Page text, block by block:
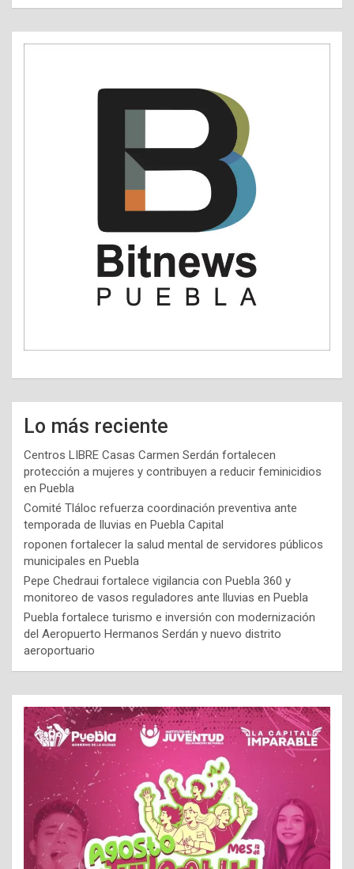
Lo más reciente
Centros LIBRE Casas Carmen Serdán fortalecen
protección a mujeres y contribuyen a reducir feminicidios
en Puebla
Comité Tláloc refuerza coordinación preventiva ante
temporada de lluvias en Puebla Capital
roponen fortalecer la salud mental de servidores públicos
municipales en Puebla
Pepe Chedraui fortalece vigilancia con Puebla 360 y
monitoreo de vasos reguladores ante lluvias en Puebla
Puebla fortalece turismo e inversión con modernización
del Aeropuerto Hermanos Serdán y nuevo distrito
aeroportuario